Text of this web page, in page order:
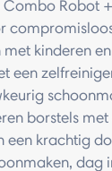
Robot
met kinderen
een
borstels
een krachtig
dag